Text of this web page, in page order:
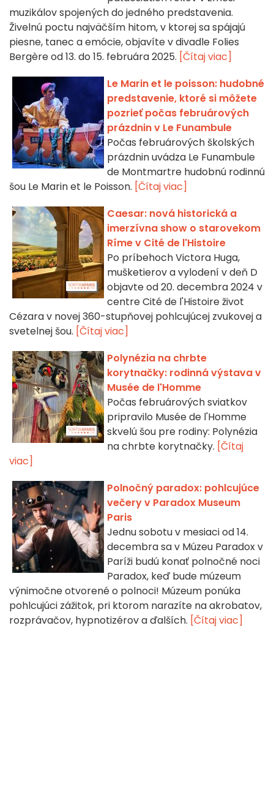
muzikálov spojených do jedného predstavenia.
Živelnú poctu najväčším hitom, v ktorej sa spájajú
piesne, tanec a emócie, objavíte v divadle Folies
Bergère od 13. do 15. februára 2025. [Čítaj viac]
Le Marin et le poisson: hudobné
predstavenie, ktoré si môžete
pozrieť počas februárových
prázdnin v Le Funambule
Počas februárových školských
prázdnin uvádza Le Funambule
de Montmartre hudobnú rodinnú
šou Le Marin et le Poisson. [Čítaj viac]
Caesar: nová historická a
imerzívna show o starovekom
Ríme v Cité de l'Histoire
Po príbehoch Victora Huga,
mušketierov a vylodení v deň D
objavte od 20. decembra 2024 v
centre Cité de l'Histoire život
Cézara v novej 360-stupňovej pohlcujúcej zvukovej a
svetelnej šou. [Čítaj viac]
Polynézia na chrbte
korytnačky: rodinná výstava v
Musée de l'Homme
Počas februárových sviatkov
pripravilo Musée de l'Homme
skvelú šou pre rodiny: Polynézia
na chrbte korytnačky. [Čítaj
viac]
Polnočný paradox: pohlcujúce
večery v Paradox Museum
Paris
Jednu sobotu v mesiaci od 14.
decembra sa v Múzeu Paradox v
Paríži budú konať polnočné noci
Paradox, keď bude múzeum
výnimočne otvorené o polnoci! Múzeum ponúka
pohlcujúci zážitok, pri ktorom narazíte na akrobatov,
rozprávačov, hypnotizérov a ďalších. [Čítaj viac]